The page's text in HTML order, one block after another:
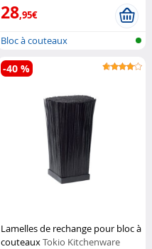
28,95€
Bloc à couteaux
Lamelles de rechange pour bloc à
couteauxTokio Kitchenware
-40 %